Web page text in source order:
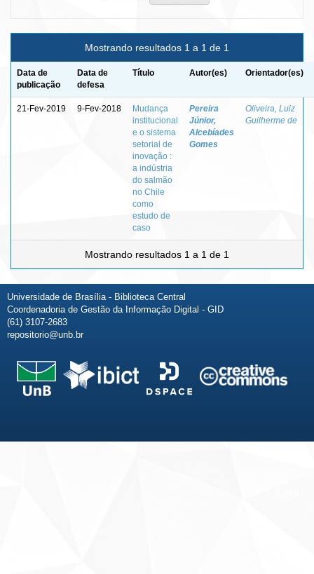
Mostrando resultados 1 a 1 de 1
Data de
publicação
Data de
defesa
Título Autor(es) Orientador(es)
21-Fev-2019 9-Fev-2018
Mudança
institucional
e o sistema
setorial de
inovação :
a indústria
do salmão
no Chile
como
estudo de
caso
Pereira
Júnior,
Alcebíades
Gomes
Oliveira, Luiz
Guilherme de
Mostrando resultados 1 a 1 de 1
Universidade de Brasília - Biblioteca Central
Coordenadoria de Gestão da Informação Digital - GID
(61) 3107-2683
repositorio@unb.br